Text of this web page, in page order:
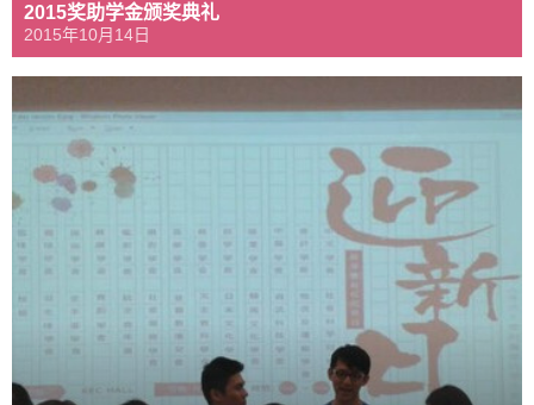
2015奖助学金颁奖典礼
2015年10月14日